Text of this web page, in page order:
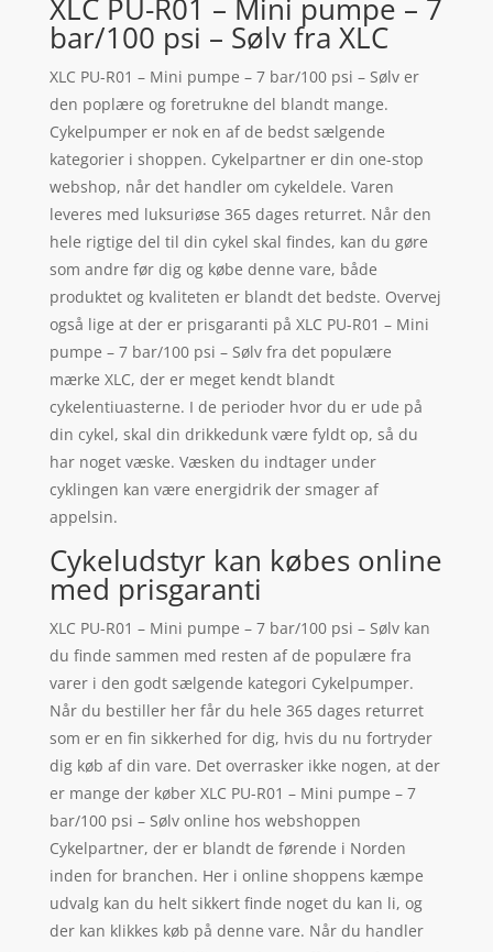
XLC PU-R01 – Mini pumpe – 7
bar/100 psi – Sølv fra XLC
XLC PU-R01 – Mini pumpe – 7 bar/100 psi – Sølv er
den poplære og foretrukne del blandt mange.
Cykelpumper er nok en af de bedst sælgende
kategorier i shoppen. Cykelpartner er din one-stop
webshop, når det handler om cykeldele. Varen
leveres med luksuriøse 365 dages returret. Når den
hele rigtige del til din cykel skal findes, kan du gøre
som andre før dig og købe denne vare, både
produktet og kvaliteten er blandt det bedste. Overvej
også lige at der er prisgaranti på XLC PU-R01 – Mini
pumpe – 7 bar/100 psi – Sølv fra det populære
mærke XLC, der er meget kendt blandt
cykelentiuasterne. I de perioder hvor du er ude på
din cykel, skal din drikkedunk være fyldt op, så du
har noget væske. Væsken du indtager under
cyklingen kan være energidrik der smager af
appelsin.
Cykeludstyr kan købes online
med prisgaranti
XLC PU-R01 – Mini pumpe – 7 bar/100 psi – Sølv kan
du finde sammen med resten af de populære fra
varer i den godt sælgende kategori Cykelpumper.
Når du bestiller her får du hele 365 dages returret
som er en fin sikkerhed for dig, hvis du nu fortryder
dig køb af din vare. Det overrasker ikke nogen, at der
er mange der køber XLC PU-R01 – Mini pumpe – 7
bar/100 psi – Sølv online hos webshoppen
Cykelpartner, der er blandt de førende i Norden
inden for branchen. Her i online shoppens kæmpe
udvalg kan du helt sikkert finde noget du kan li, og
der kan klikkes køb på denne vare. Når du handler